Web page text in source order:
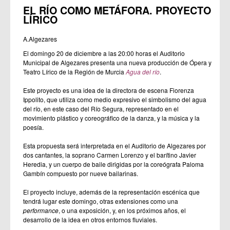
EL RÍO COMO METÁFORA. PROYECTO
LÍRICO
A.Algezares
El domingo 20 de diciembre a las 20:00 horas el Auditorio
Municipal de Algezares presenta una nueva producción de Ópera y
Teatro Lírico de la Región de Murcia Agua del río.
Este proyecto es una idea de la directora de escena Fiorenza
Ippolito, que utiliza como medio expresivo el simbolismo del agua
del río, en este caso del Río Segura, representado en el
movimiento plástico y coreográfico de la danza, y la música y la
poesía.
Esta propuesta será interpretada en el Auditorio de Algezares por
dos cantantes, la soprano Carmen Lorenzo y el barítino Javier
Heredia, y un cuerpo de baile dirigidas por la coreógrafa Paloma
Gambín compuesto por nueve bailarinas.
El proyecto incluye, además de la representación escénica que
tendrá lugar este domingo, otras extensiones como una
performance, o una exposición, y, en los próximos años, el
desarrollo de la idea en otros entornos fluviales.